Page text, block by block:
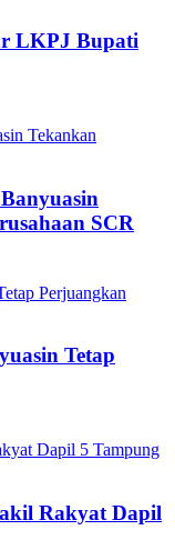
LKPJ Bupati
SCR
Tetap
Rakyat Dapil